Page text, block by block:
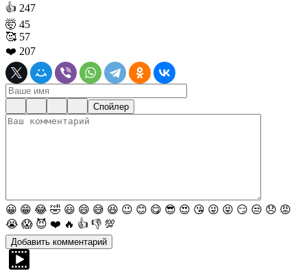
👍 247
🤯 45
🥰 57
❤️ 207
Спойлер
😀 😁 😂 🤣 😃 😄 😅 😆 😉 😊 😋 😎 😍 😘 😜 😝 😏 😒 😞 😡
😭 😱 😈 ❤️ 🔥 👍 👎 💯